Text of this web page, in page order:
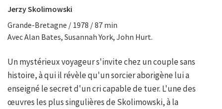
Jerzy Skolimowski
Grande-Bretagne / 1978 / 87 min
Avec Alan Bates, Susannah York, John Hurt.
Un mystérieux voyageur s'invite chez un couple sans
histoire, à qui il révèle qu'un sorcier aborigène lui a
enseigné le secret d'un cri capable de tuer. L'une des
œuvres les plus singulières de Skolimowski, à la